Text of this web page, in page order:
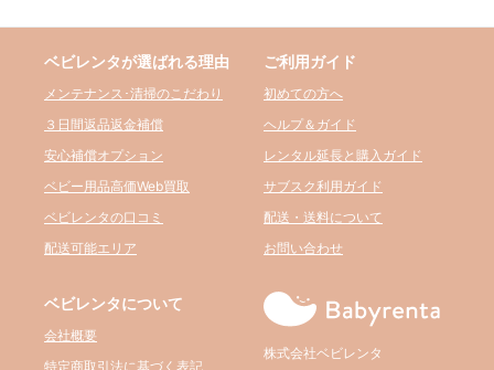
ベビレンタが選ばれる理由
メンテナンス･清掃のこだわり
３日間返品返金補償
安心補償オプション
ベビー用品高価Web買取
ベビレンタの口コミ
配送可能エリア
ご利用ガイド
初めての方へ
ヘルプ＆ガイド
レンタル延長と購入ガイド
サブスク利用ガイド
配送・送料について
お問い合わせ
ベビレンタについて
会社概要
特定商取引法に基づく表記
株式会社ベビレンタ